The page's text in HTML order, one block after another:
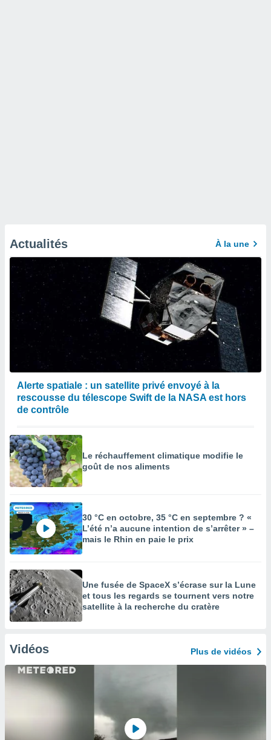
Actualités À la une
Alerte spatiale : un satellite privé envoyé à la
rescousse du télescope Swift de la NASA est hors
de contrôle
Le réchauffement climatique modifie le
goût de nos aliments
30 °C en octobre, 35 °C en septembre ? «
L’été n’a aucune intention de s’arrêter » –
mais le Rhin en paie le prix
Une fusée de SpaceX s’écrase sur la Lune
et tous les regards se tournent vers notre
satellite à la recherche du cratère
Vidéos Plus de vidéos